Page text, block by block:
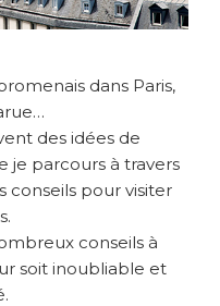
n
r
f
a
i
t
o
dans Paris,
des idées de
je parcours à travers
conseils pour visiter
conseils à
soit inoubliable et